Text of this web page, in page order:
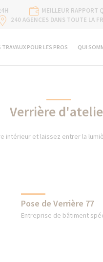
MEILLEUR RAPPORT
240 AGENCES DANS TOUTE LA
TRAVAUX POUR LES PROS QUI
Verrière
intérieur et laissez entrer la
Pose de Verrière 77
Entreprise de bâtiment